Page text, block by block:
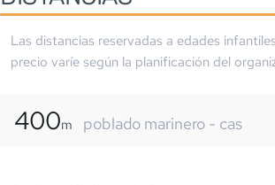
Las distancias reservadas a edades
precio varíe según la planificación del
400m poblado marinero - cas